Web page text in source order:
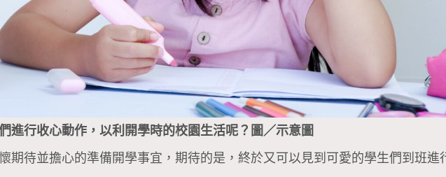
進行收心動作，以利開學時的校園生活呢？圖／示意圖
期待並擔心的準備開學事宜，期待的是，終於又可以見到可愛的學生們到班進